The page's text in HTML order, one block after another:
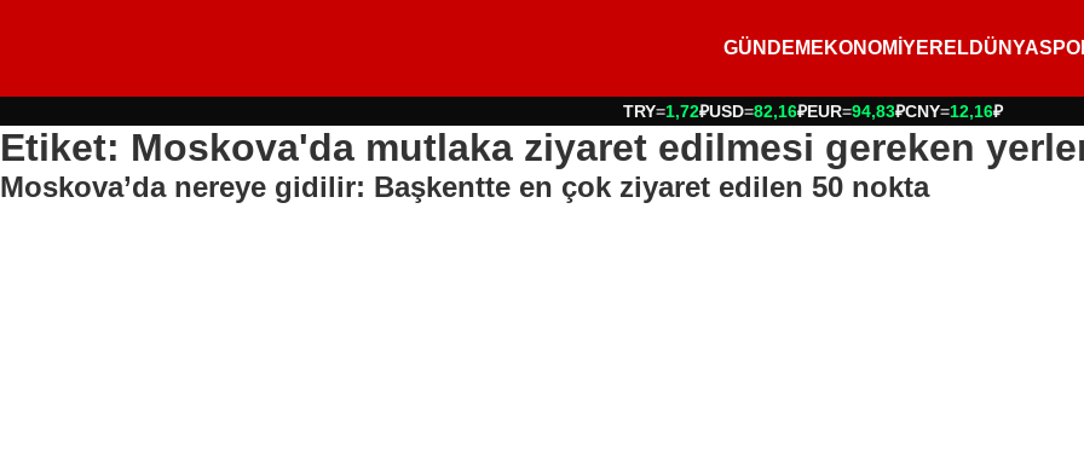
GÜNDEM EKONOMİ YERELDÜNYA
TRY=1,72₽USD=82,16₽EUR=94,83₽CNY=12,16₽
Etiket: Moskova'da mutlaka ziyaret edilmesi gereken
Moskova’da nereye gidilir: Başkentte en çok ziyaret edilen 50 nokta